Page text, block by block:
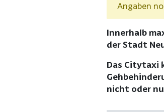
Angaben
Innerhalb
der Stadt
Das Citytaxi
nicht oder